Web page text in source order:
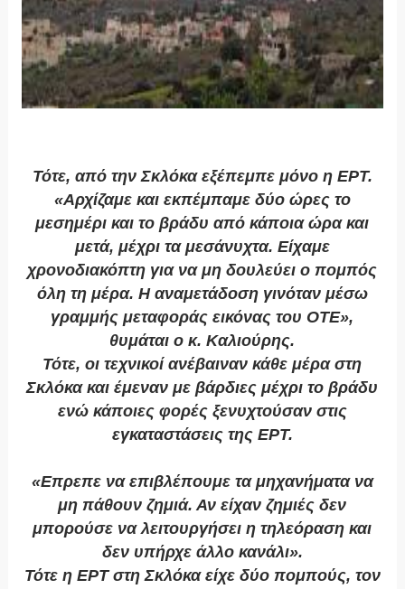
Τότε, από την Σκλόκα εξέπεμπε μόνο η ΕΡΤ.
«Αρχίζαμε και εκπέμπαμε δύο ώρες το
μεσημέρι και το βράδυ από κάποια ώρα και
μετά, μέχρι τα μεσάνυχτα. Είχαμε
χρονοδιακόπτη για να μη δουλεύει ο πομπός
όλη τη μέρα. Η αναμετάδοση γινόταν μέσω
γραμμής μεταφοράς εικόνας του ΟΤΕ»,
θυμάται ο κ. Καλιούρης.
Τότε, οι τεχνικοί ανέβαιναν κάθε μέρα στη
Σκλόκα και έμεναν με βάρδιες μέχρι το βράδυ
ενώ κάποιες φορές ξενυχτούσαν στις
εγκαταστάσεις της ΕΡΤ.
«Επρεπε να επιβλέπουμε τα μηχανήματα να
μη πάθουν ζημιά. Αν είχαν ζημιές δεν
μπορούσε να λειτουργήσει η τηλεόραση και
δεν υπήρχε άλλο κανάλι».
Τότε η ΕΡΤ στη Σκλόκα είχε δύο πομπούς, τον